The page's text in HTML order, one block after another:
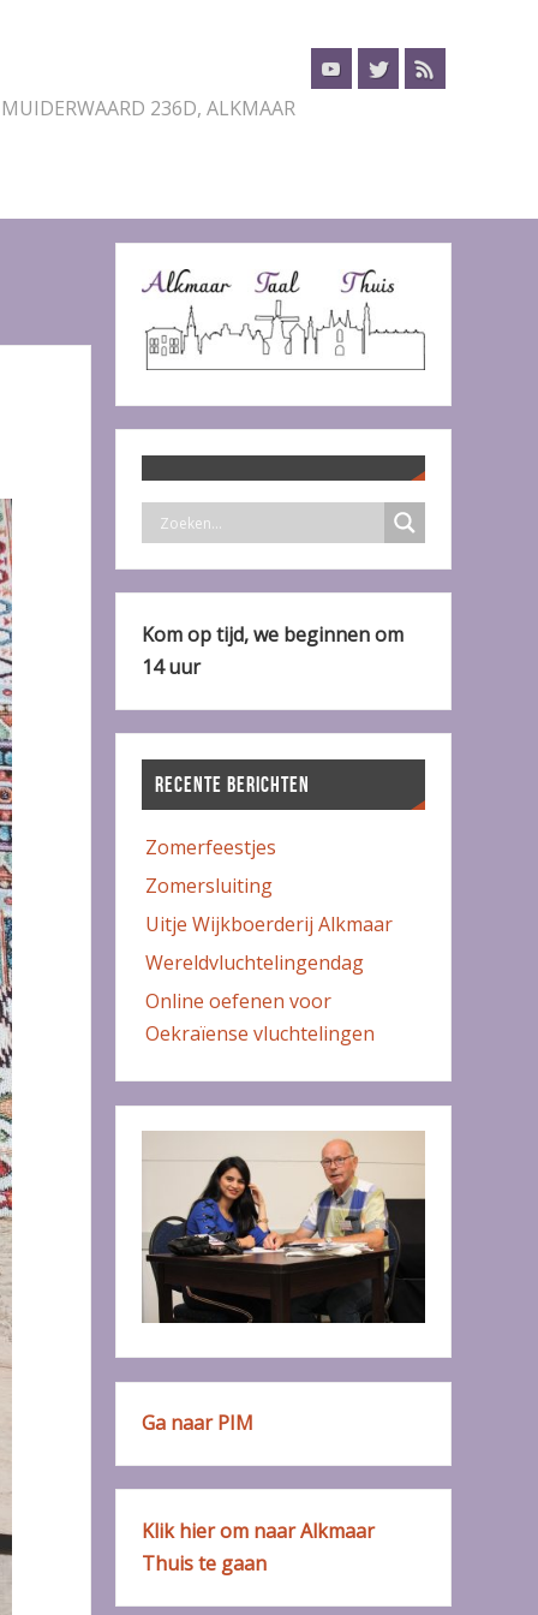
236D, ALKMAAR
Kom op tijd, we beginnen om
14 uur
RECENTE BERICHTEN
Zomerfeestjes
Zomersluiting
Uitje Wijkboerderij Alkmaar
Wereldvluchtelingendag
Online oefenen voor
Oekraïense vluchtelingen
Ga naar PIM
Klik hier om naar Alkmaar
Thuis te gaan